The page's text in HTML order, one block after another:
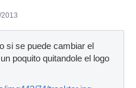
si se puede cambiar el
poquito quitandole el logo